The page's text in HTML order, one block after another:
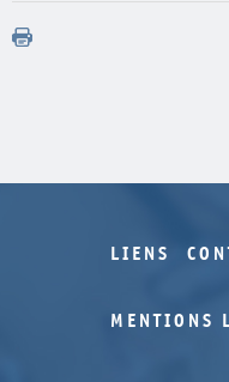
LIENS
MENTIONS